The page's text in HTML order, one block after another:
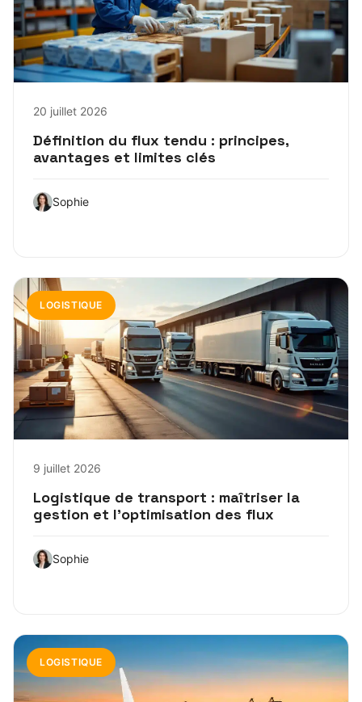
20 juillet 2026
Définition du flux tendu : principes,
avantages et limites clés
Sophie
LOGISTIQUE
9 juillet 2026
Logistique de transport : maîtriser la
gestion et l’optimisation des flux
Sophie
LOGISTIQUE